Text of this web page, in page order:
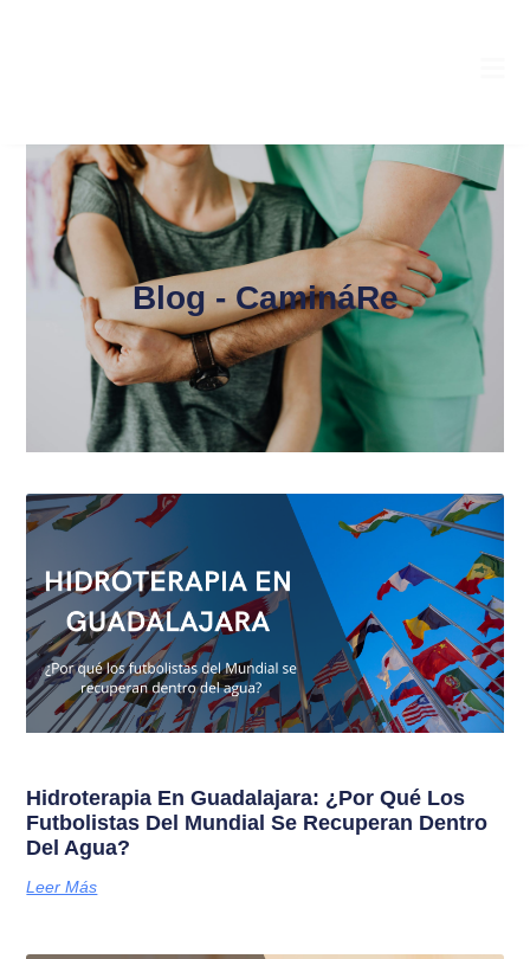
Blog - CamináRe
Hidroterapia En Guadalajara: ¿Por Qué Los
Futbolistas Del Mundial Se Recuperan Dentro
Del Agua?
Leer Más